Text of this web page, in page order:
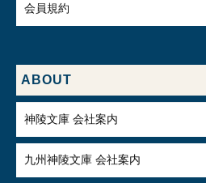
会員規約
ABOUT
神陵文庫 会社案内
九州神陵文庫 会社案内